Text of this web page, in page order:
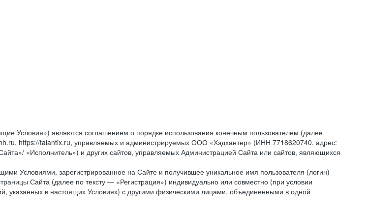
Условия») являются соглашением о порядке использования конечным пользователем (далее
https://talantix.ru, управляемых и администрируемых ООО «Хэдхантер» (ИНН 7718620740, адрес:
«Исполнитель») и других сайтов, управляемых Администрацией Сайта или сайтов, являющихся
Условиями, зарегистрированное на Сайте и получившее уникальное имя пользователя (логин)
Сайта (далее по тексту — «Регистрация») индивидуально или совместно (при условии
указанных в настоящих Условиях) с другими физическими лицами, объединенными в одной